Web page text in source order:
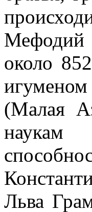
Мефодий
около
(Малая
наукам
Льва